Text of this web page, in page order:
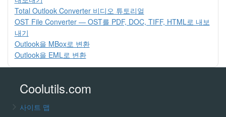
Total Outlook Converter 비디오 튜토리얼
OST File Converter — OST를 PDF, DOC, TIFF, HTML로 내보
내기
Outlook을 MBox로 변환
Outlook을 EML로 변환
Coolutils.com
사이트 맵